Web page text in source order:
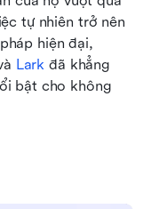
tự nhiên trở nên
hiện đại,
Lark đã khẳng
bật cho không